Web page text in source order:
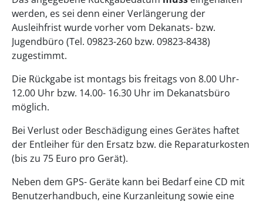
werden, es sei denn einer Verlängerung der
Ausleihfrist wurde vorher vom Dekanats- bzw.
Jugendbüro (Tel. 09823-260 bzw. 09823-8438)
zugestimmt.
Die Rückgabe ist montags bis freitags von 8.00 Uhr-
12.00 Uhr bzw. 14.00- 16.30 Uhr im Dekanatsbüro
möglich.
Bei Verlust oder Beschädigung eines Gerätes haftet
der Entleiher für den Ersatz bzw. die Reparaturkosten
(bis zu 75 Euro pro Gerät).
Neben dem GPS- Geräte kann bei Bedarf eine CD mit
Benutzerhandbuch, eine Kurzanleitung sowie eine